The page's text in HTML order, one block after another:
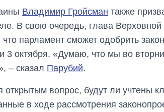
Владимир Гройсман также
В свою очередь, глава
парламент сможет одобрить
3 октября. «Думаю, что мы во
– сказал Парубий.
открытым вопрос, будут ли учтены
в ходе рассмотрения